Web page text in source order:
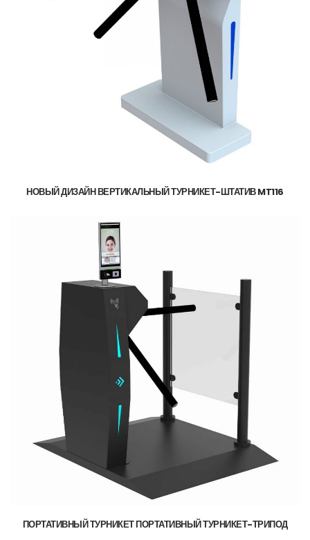
НОВЫЙ ДИЗАЙН ВЕРТИКАЛЬНЫЙ ТУРНИКЕТ-ШТАТИВ MT116
ПОРТАТИВНЫЙ ТУРНИКЕТ ПОРТАТИВНЫЙ ТУРНИКЕТ-ТРИПОД